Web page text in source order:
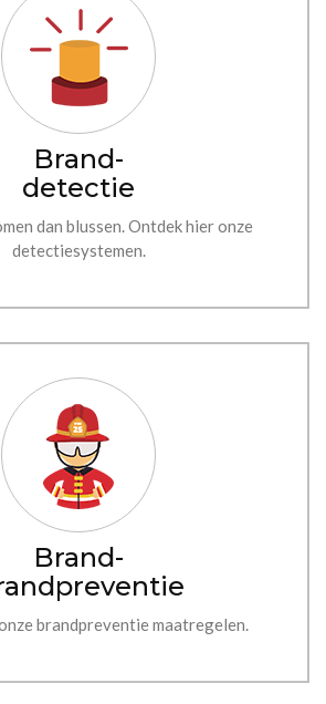
Brand-
detectie
dan blussen. Ontdek hier onze
detectiesystemen.
Brand-
brandpreventie maatregelen.